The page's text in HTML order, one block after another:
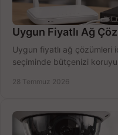
Uygun Fiyatlı Ağ
Uygun fiyatlı ağ çözümleri
seçiminde bütçenizi
28 Temmuz 2026